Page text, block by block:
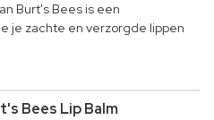
Burt's Bees is een
je zachte en verzorgde lippen
Bees Lip Balm